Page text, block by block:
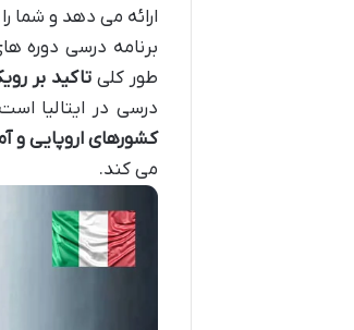
ارائه می دهد و شما
برنامه درسی دوره
طور کلی تاکید بر
درسی در ایتالیا
کشورهای اروپایی و
می کند.